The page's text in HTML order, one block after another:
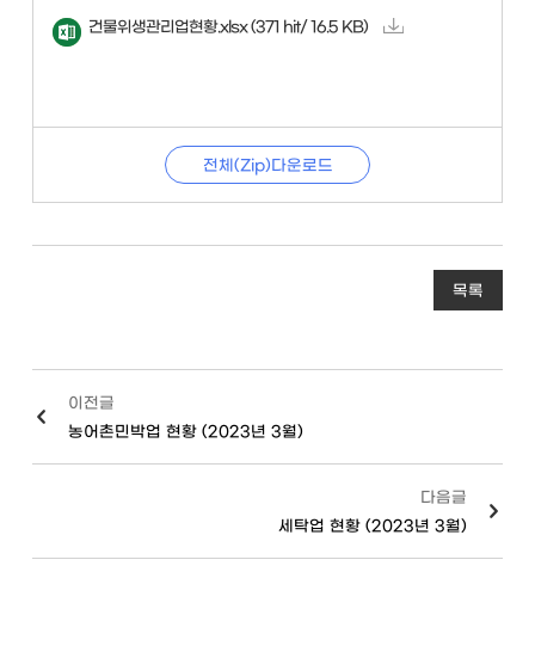
건물위생관리업현황.xlsx (371 hit/ 16.5 KB)
전체(Zip)다운로드
목록
이전글
농어촌민박업 현황 (2023년 3월)
다음글
세탁업 현황 (2023년 3월)